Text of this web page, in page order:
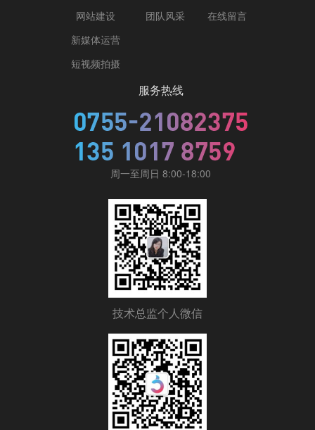
网站建设
新媒体运营
短视频拍摄
团队风采
在线留言
服务热线
周一至周日 8:00-18:00
技术总监个人微信